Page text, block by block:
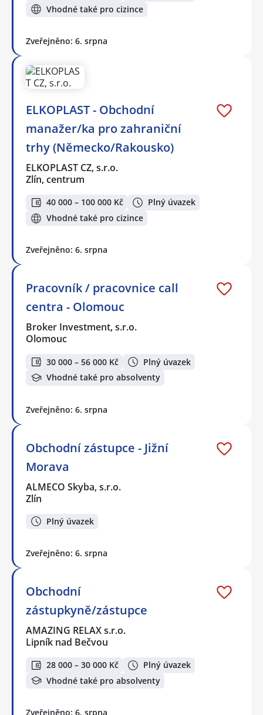
Vhodné také pro cizince
Zveřejněno: 6. srpna
ELKOPLAST - Obchodní
manažer/ka pro zahraniční
trhy (Německo/Rakousko)
ELKOPLAST CZ, s.r.o.
Zlín, centrum
40 000 – 100 000 Kč
Plný úvazek
Vhodné také pro cizince
Zveřejněno: 6. srpna
Pracovník / pracovnice call
centra - Olomouc
Broker Investment, s.r.o.
Olomouc
30 000 – 56 000 Kč
Plný úvazek
Vhodné také pro absolventy
Zveřejněno: 6. srpna
Obchodní zástupce - Jižní
Morava
ALMECO Skyba, s.r.o.
Zlín
Plný úvazek
Zveřejněno: 6. srpna
Obchodní
zástupkyně/zástupce
AMAZING RELAX s.r.o.
Lipník nad Bečvou
28 000 – 30 000 Kč
Plný úvazek
Vhodné také pro absolventy
Zveřejněno: 6. srpna